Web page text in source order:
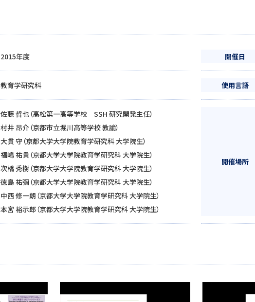
2015年度 開催日
教育学研究科 使用言語
佐藤 哲也（高松第一高等学校 SSH 研究開発主任）
村井 昂介（京都市立堀川高等学校 教諭）
大貫 守（京都大学大学院教育学研究科 大学院生）
福嶋 祐貴（京都大学大学院教育学研究科 大学院生）
次橋 秀樹（京都大学大学院教育学研究科 大学院生）
徳島 祐彌（京都大学大学院教育学研究科 大学院生）
中西 修一朗（京都大学大学院教育学研究科 大学院生）
本宮 裕示郎（京都大学大学院教育学研究科 大学院生）
開催場所